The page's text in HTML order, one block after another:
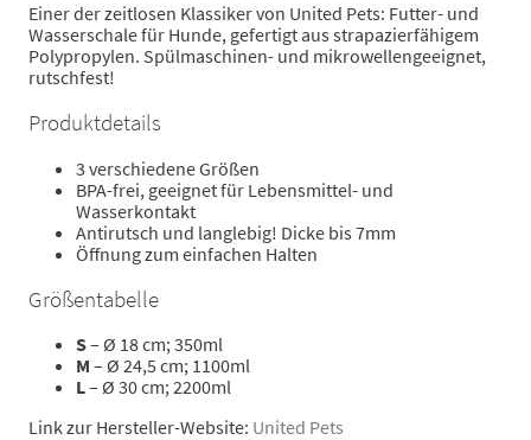
Einer der zeitlosen Klassiker von United Pets: Futter- und
Wasserschale für Hunde, gefertigt aus strapazierfähigem
Polypropylen. Spülmaschinen- und mikrowellengeeignet,
rutschfest!
Produktdetails
3 verschiedene Größen
BPA-frei, geeignet für Lebensmittel- und
Wasserkontakt
Antirutsch und langlebig! Dicke bis 7mm
Öffnung zum einfachen Halten
Größentabelle
S– Ø 18 cm; 350ml
M – Ø 24,5 cm; 1100ml
L– Ø 30 cm; 2200ml
Link zur Hersteller-Website: United Pets